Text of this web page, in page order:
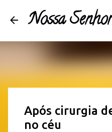
Nossa
Após cirurgia
no céu